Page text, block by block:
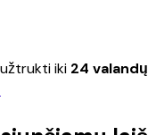
iki 24 valandų